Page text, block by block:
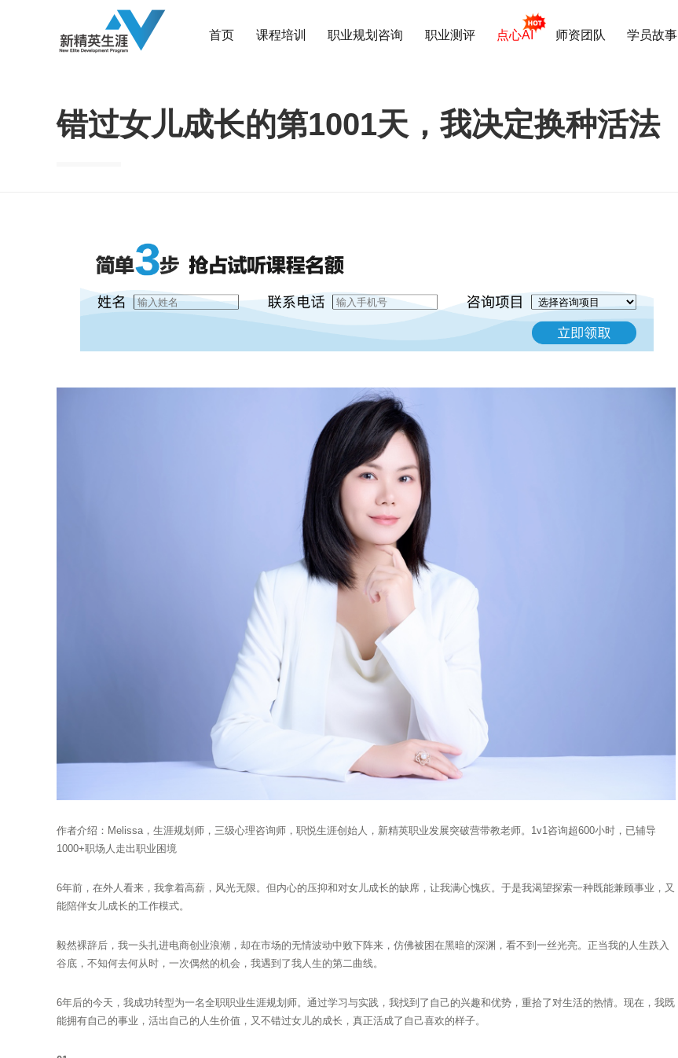
首页 课程培训 职业规划咨询 职业测评 点心AI 师资团队 学员故事
错过女儿成长的第1001天，我决定换种活法
作者介绍：Melissa，生涯规划师，三级心理咨询师，职悦生涯创始人，新精英职业发展突破营带教老师。1v1咨询超600小时，已辅导
1000+职场人走出职业困境
6年前，在外人看来，我拿着高薪，风光无限。但内心的压抑和对女儿成长的缺席，让我满心愧疚。于是我渴望探索一种既能兼顾事业，又
能陪伴女儿成长的工作模式。
毅然裸辞后，我一头扎进电商创业浪潮，却在市场的无情波动中败下阵来，仿佛被困在黑暗的深渊，看不到一丝光亮。正当我的人生跌入
谷底，不知何去何从时，一次偶然的机会，我遇到了我人生的第二曲线。
6年后的今天，我成功转型为一名全职职业生涯规划师。通过学习与实践，我找到了自己的兴趣和优势，重拾了对生活的热情。现在，我既
能拥有自己的事业，活出自己的人生价值，又不错过女儿的成长，真正活成了自己喜欢的样子。